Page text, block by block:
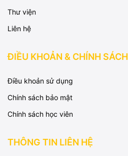
Thư viện
Liên hệ
ĐIỀU KHOẢN & CHÍNH SÁCH
Điều khoản sử dụng
Chính sách bảo mật
Chính sách học viên
THÔNG TIN LIÊN HỆ